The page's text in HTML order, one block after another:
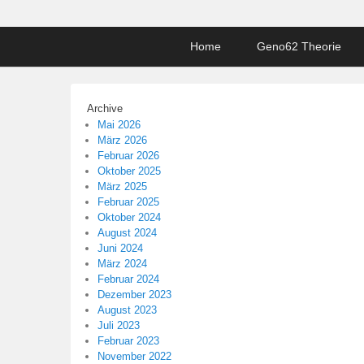
Home Geno62 Theorie
Archive
Mai 2026
März 2026
Februar 2026
Oktober 2025
März 2025
Februar 2025
Oktober 2024
August 2024
Juni 2024
März 2024
Februar 2024
Dezember 2023
August 2023
Juli 2023
Februar 2023
November 2022